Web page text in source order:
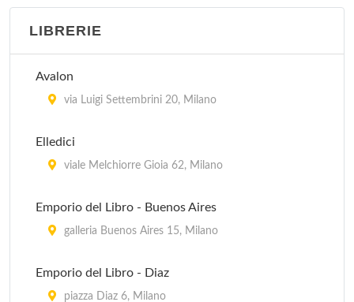
Biblioteca Vigentina
Centro di Documentazione Ebraica Contemporanea
Civica
Civica Emeroteca della Biblioteca d'Arte
LIBRERIE
Avalon
via Luigi Settembrini 20, Milano
Elledici
viale Melchiorre Gioia 62, Milano
Emporio del Libro - Buenos Aires
galleria Buenos Aires 15, Milano
Emporio del Libro - Diaz
piazza Diaz 6, Milano